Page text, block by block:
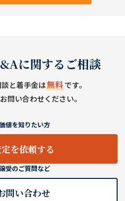
に関するご相談
と着手金は無料です。
問い合わせください。
値を知りたい方
を依頼する
受のご質問など
問い合わせ